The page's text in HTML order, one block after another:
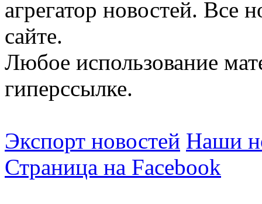
агрегатор новостей. Все
сайте.
Любое использование
гиперссылке.
Экспорт новостей Наши
Страница на Facebook